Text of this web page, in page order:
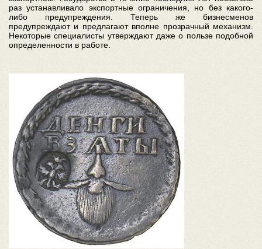
раз устанавливало экспортные ограничения, но без какого-
либо предупреждения. Теперь же бизнесменов
предупреждают и предлагают вполне прозрачный механизм.
Некоторые специалисты утверждают даже о пользе подобной
определенности в работе.